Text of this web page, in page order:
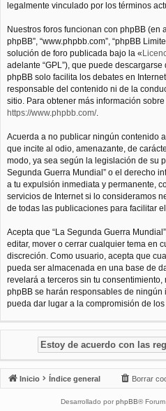
legalmente vinculado por los términos
Nuestros foros funcionan con phpBB (en
phpBB”, “www.phpbb.com”, “phpBB
solución de foro publicada bajo la «
adelante “GPL”), que puede descargarse
phpBB solo facilita los debates en
responsable del contenido ni de la
sitio. Para obtener más información
https://www.phpbb.com/.
Acuerda a no publicar ningún contenido
que incite al odio, amenazante, de
modo, ya sea según la legislación de su
Segunda Guerra Mundial” o el derecho
a tu expulsión inmediata y permanente,
servicios de Internet si lo consideramos
de todas las publicaciones para facilitar
Acepta que “La Segunda Guerra
editar, mover o cerrar cualquier tema en
discreción. Como usuario, acepta que
pueda ser almacenada en una base de
revelará a terceros sin tu consentimiento,
phpBB se harán responsables de
pueda dar lugar a la compromisión de los
Inicio Índice general Borrar
Desarrollado por phpBB®